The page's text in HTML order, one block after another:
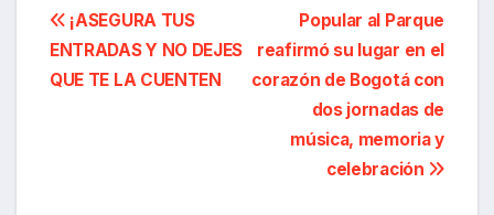
Navegación
de
Popular al Parque
reafirmó su lugar en el
corazón de Bogotá con
dos jornadas de
música, memoria y
celebración
¡ASEGURA TUS
ENTRADAS Y NO DEJES
QUE TE LA CUENTEN